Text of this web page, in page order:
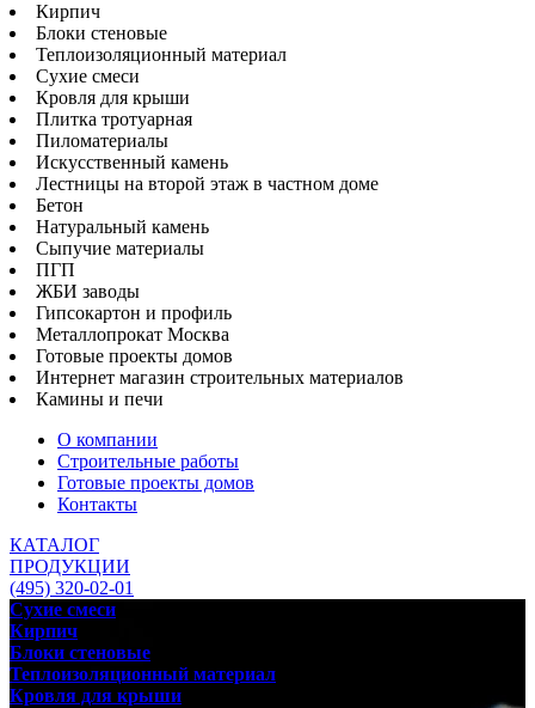
Кирпич
Блоки стеновые
Теплоизоляционный материал
Сухие смеси
Кровля для крыши
Плитка тротуарная
Пиломатериалы
Искусственный камень
Лестницы на второй этаж в частном доме
Бетон
Натуральный камень
Сыпучие материалы
ПГП
ЖБИ заводы
Гипсокартон и профиль
Металлопрокат Москва
Готовые проекты домов
Интернет магазин строительных материалов
Камины и печи
О компании
Строительные работы
Готовые проекты домов
Контакты
КАТАЛОГ
ПРОДУКЦИИ
(495) 320-02-01
Сухие смеси
Кирпич
Блоки стеновые
Теплоизоляционный материал
Кровля для крыши